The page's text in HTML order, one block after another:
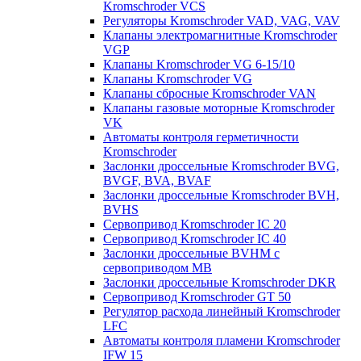
Kromschroder VCS
Регуляторы Kromschroder VAD, VAG, VAV
Клапаны электромагнитные Kromschroder
VGP
Клапаны Kromschroder VG 6-15/10
Клапаны Kromschroder VG
Клапаны сбросные Kromschroder VAN
Клапаны газовые моторные Kromschroder
VK
Автоматы контроля герметичности
Kromschroder
Заслонки дроссельные Kromschroder BVG,
BVGF, BVA, BVAF
Заслонки дроссельные Kromschroder BVH,
BVHS
Сервопривод Kromschroder IC 20
Сервопривод Kromschroder IC 40
Заслонки дроссельные BVHM с
сервоприводом МВ
Заслонки дроссельные Kromschroder DKR
Cервопривод Kromschroder GT 50
Регулятор расхода линейный Kromschroder
LFC
Автоматы контроля пламени Kromschroder
IFW 15